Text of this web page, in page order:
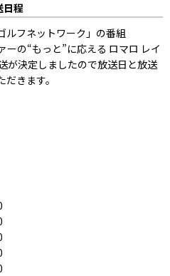
日程
ルフネットワーク」の番組
ーの“もっと”に応える ロマロ レイ
が決定しましたので放送日と放送
きます。